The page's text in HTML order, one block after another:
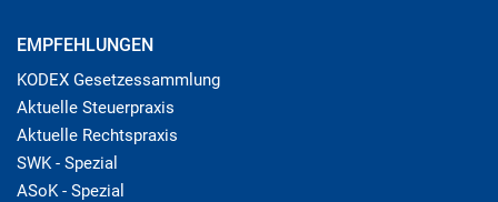
EMPFEHLUNGEN
KODEX Gesetzessammlung
Aktuelle Steuerpraxis
Aktuelle Rechtspraxis
SWK - Spezial
ASoK - Spezial